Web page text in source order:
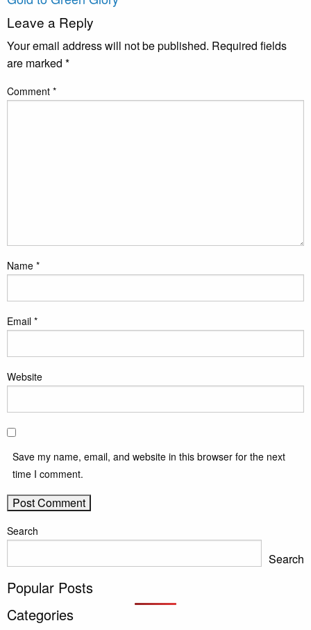
Leave a Reply
Your email address will not be published. Required fields
are marked *
Comment *
Name *
Email *
Website
Save my name, email, and website in this browser for the next
time I comment.
Search
Search
Popular Posts
Categories